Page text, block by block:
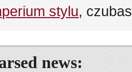
stylu,
news: